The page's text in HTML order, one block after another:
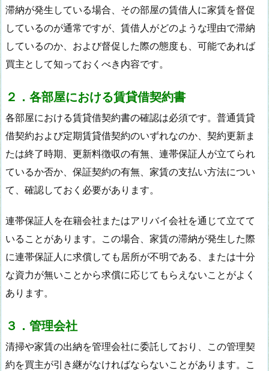
滞納が発生している場合、その部屋の賃借人に家賃を督促
しているのが通常ですが、賃借人がどのような理由で滞納
しているのか、および督促した際の態度も、可能であれば
買主として知っておくべき内容です。
２．各部屋における賃貸借契約書
各部屋における賃貸借契約書の確認は必須です。普通賃貸
借契約および定期賃貸借契約のいずれなのか、契約更新ま
たは終了時期、更新料徴収の有無、連帯保証人が立てられ
ているか否か、保証契約の有無、家賃の支払い方法につい
て、確認しておく必要があります。
連帯保証人を在籍会社またはアリバイ会社を通じて立てて
いることがあります。この場合、家賃の滞納が発生した際
に連帯保証人に求償しても居所が不明である、または十分
な資力が無いことから求償に応じてもらえないことがよく
あります。
３．管理会社
清掃や家賃の出納を管理会社に委託しており、この管理契
約を買主が引き継がなければならないことがあります。こ